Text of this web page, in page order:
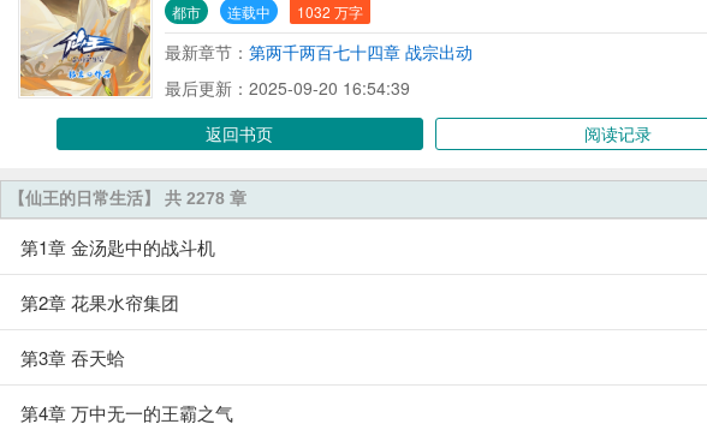
都市 连载中 1032 万字
最新章节： 第两千两百七十四章 战宗出动
最后更新：2025-09-20 16:54:39
返回书页
阅读记录
【仙王的日常生活】 共 2278 章
第1章 金汤匙中的战斗机
第2章 花果水帘集团
第3章 吞天蛤
第4章 万中无一的王霸之气